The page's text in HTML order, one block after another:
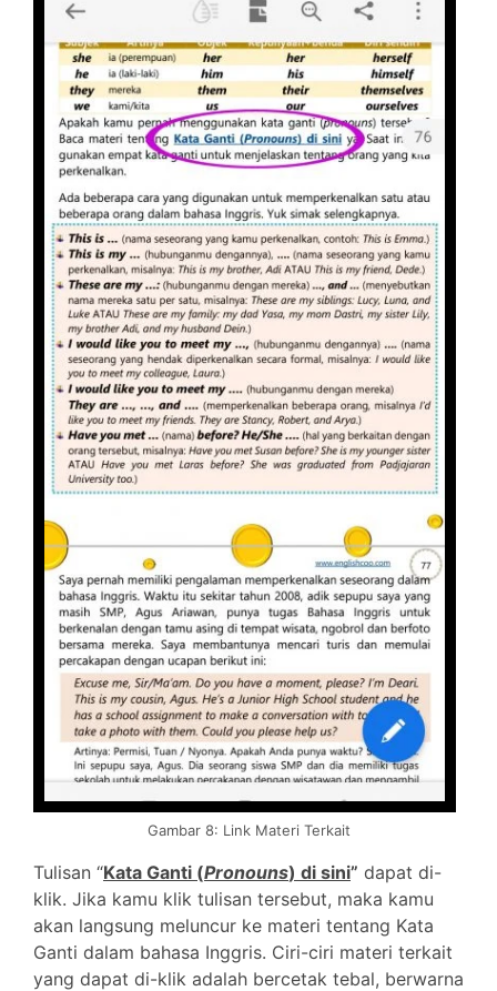
Gambar 8: Link Materi Terkait
Tulisan “Kata Ganti (Pronouns) di sini” dapat di-
klik. Jika kamu klik tulisan tersebut, maka kamu
akan langsung meluncur ke materi tentang Kata
Ganti dalam bahasa Inggris. Ciri-ciri materi terkait
yang dapat di-klik adalah bercetak tebal, berwarna